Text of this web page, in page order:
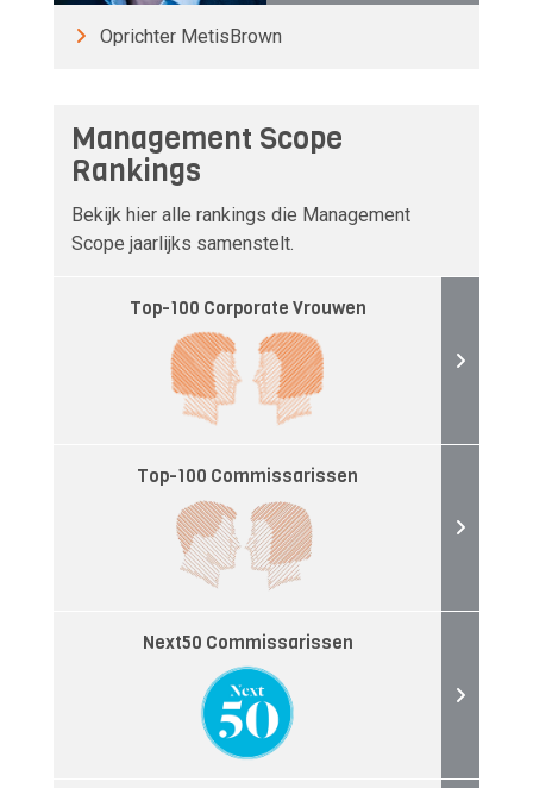
Oprichter MetisBrown
Management Scope
Rankings
Bekijk hier alle rankings die Management
Scope jaarlijks samenstelt.
Top-100 Corporate Vrouwen
Top-100 Commissarissen
Next50 Commissarissen